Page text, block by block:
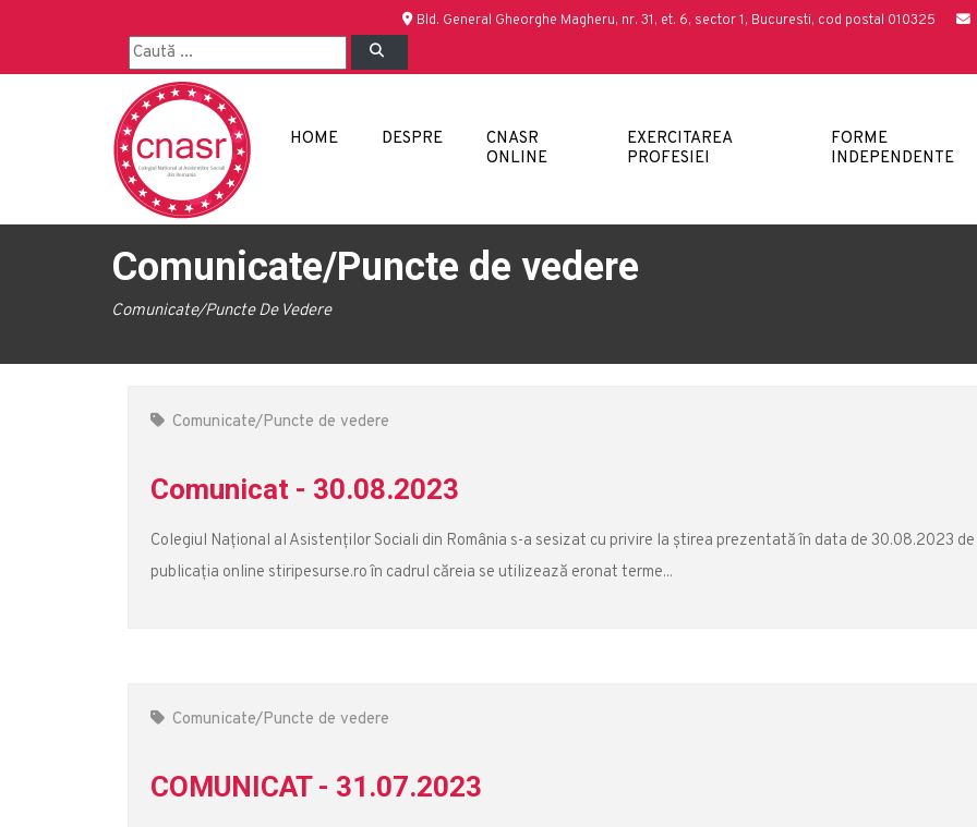
Bld. General Gheorghe Magheru, nr. 31, et. 6, sector 1, Bucuresti, cod postal 010325
HOME DESPRE
CNASR
ONLINE
EXERCITAREA
PROFESIEI
FORME
INDEPENDENTE
Comunicate/Puncte de vedere
Comunicate/Puncte De Vedere
Comunicate/Puncte de vedere
Comunicat - 30.08.2023
Colegiul Naţional al Asistenţilor Sociali din România s-a sesizat cu privire la știrea prezentată în data de 30.08.2023 de
publicația online stiripesurse.ro în cadrul căreia se utilizează eronat terme...
Comunicate/Puncte de vedere
COMUNICAT - 31.07.2023